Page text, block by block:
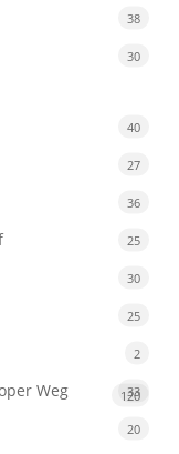
38
30
120
40
27
36
25
30
25
2
Weg 33
20